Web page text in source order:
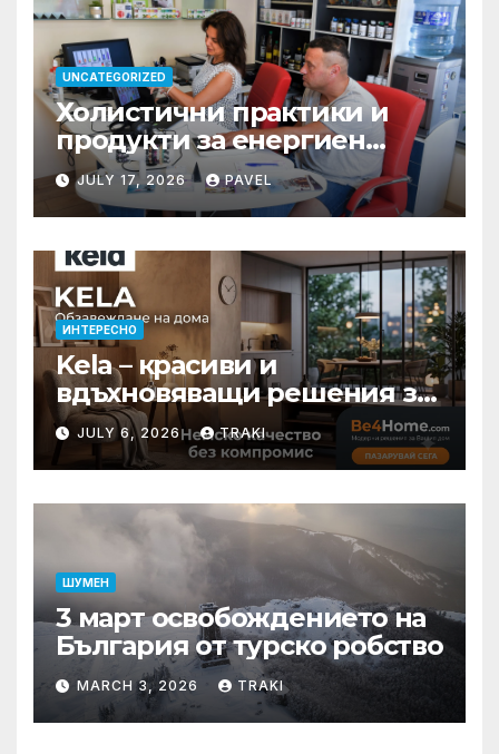
UNCATEGORIZED
Холистични практики и
продукти за енергиен
баланс в ежедневието
JULY 17, 2026 PAVEL
ИНТЕРЕСНО
Kela – красиви и
вдъхновяващи решения за
вашия дом
JULY 6, 2026 TRAKI
ШУМЕН
3 март освобождението на
България от турско робство
MARCH 3, 2026 TRAKI